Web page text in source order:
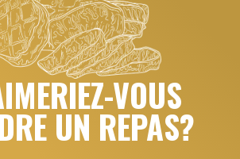
VOUS
UN REPAS?